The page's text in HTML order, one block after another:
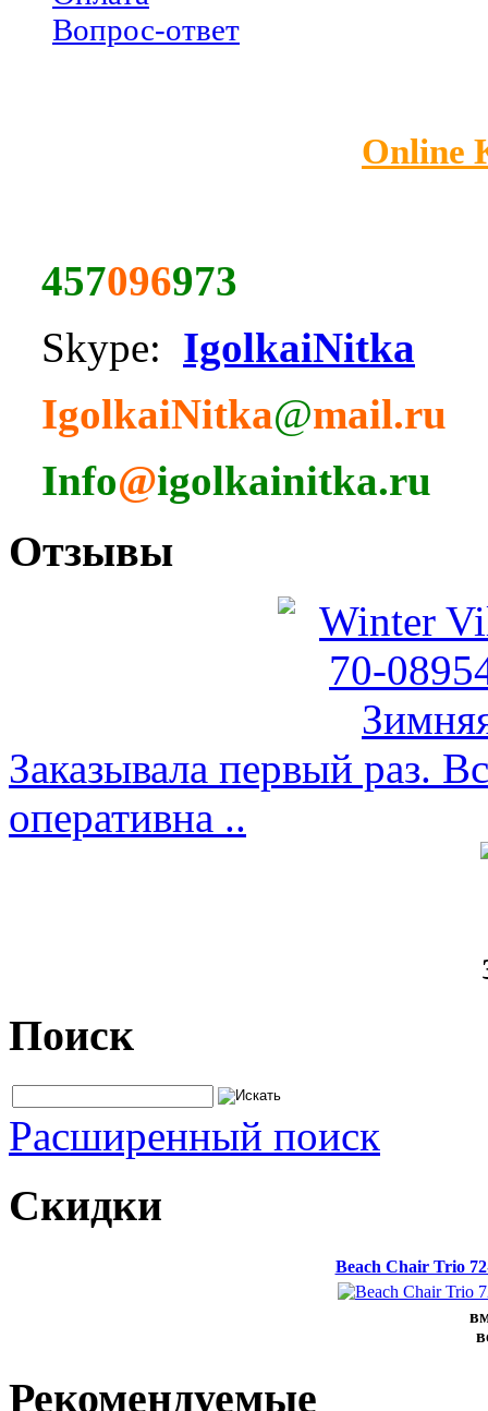
Вопрос-ответ
Online
457096973
Skype: IgolkaiNitka
IgolkaiNitka@mail.ru
Info@igolkainitka.ru
Отзывы
Заказывала первый раз.
оперативна ..
Поиск
Расширенный поиск
Скидки
Beach Chair Trio
Рекомендуемые